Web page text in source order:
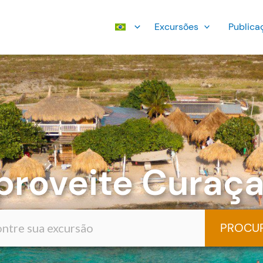
Excursões